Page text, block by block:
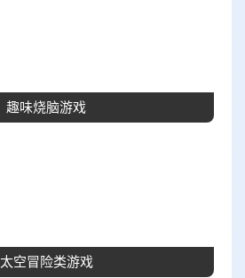
趣味烧脑游戏
太空冒险类游戏